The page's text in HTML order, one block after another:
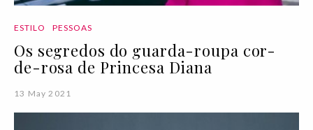
ESTILO PESSOAS
Os segredos do guarda-roupa cor-
de-rosa de Princesa Diana
13 May 2021